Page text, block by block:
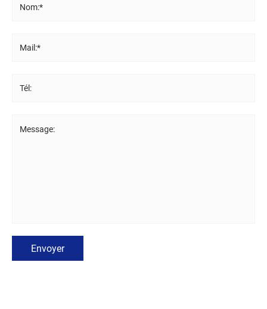
Nom:*
Mail:*
Tél:
Message:
Envoyer